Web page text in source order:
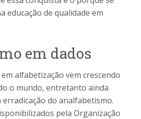
educação de qualidade em
em dados
alfabetização vem crescendo
o mundo, entretanto ainda
do analfabetismo.
pela Organização